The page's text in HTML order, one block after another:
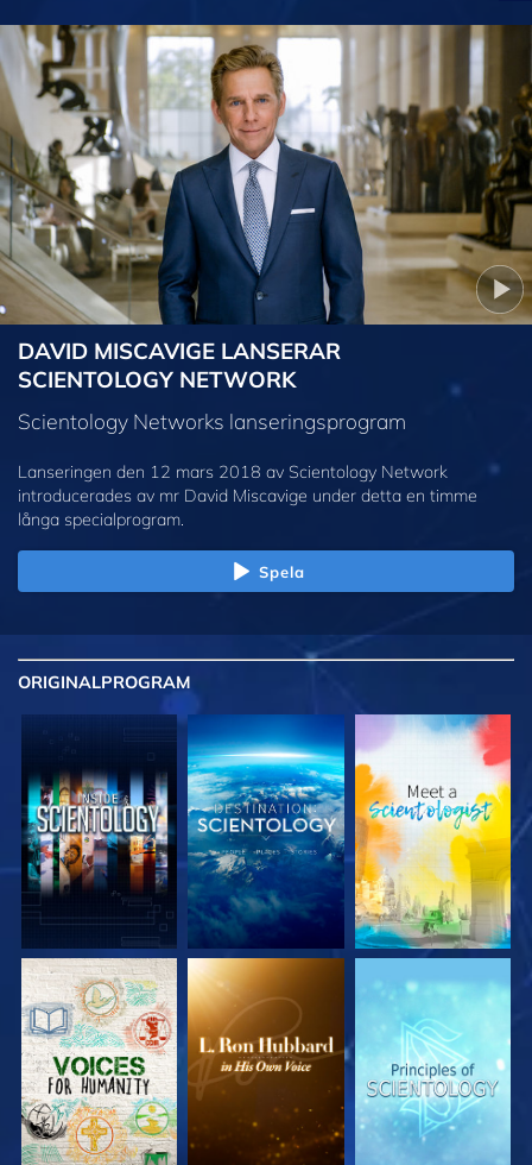
DAVID MISCAVIGE LANSERAR
SCIENTOLOGY NETWORK
Scientology Networks lanseringsprogram
Lanseringen den 12 mars 2018 av Scientology Network
introducerades av mr David Miscavige under detta en timme
långa specialprogram.
Spela
ORIGINALPROGRAM
UTFORSKA
SERIEN
UTFORSKA
SERIEN
UTFORSKA
SERIEN